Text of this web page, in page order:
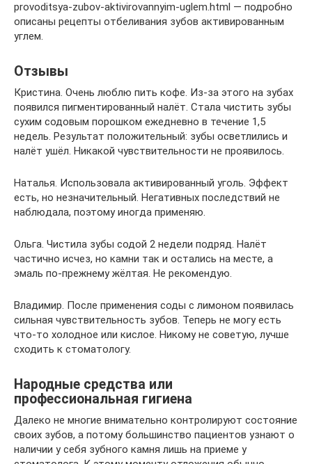
provoditsya-zubov-aktivirovannyim-uglem.html — подробно
описаны рецепты отбеливания зубов активированным
углем.
Отзывы
Кристина. Очень люблю пить кофе. Из-за этого на зубах
появился пигментированный налёт. Стала чистить зубы
сухим содовым порошком ежедневно в течение 1,5
недель. Результат положительный: зубы осветлились и
налёт ушёл. Никакой чувствительности не проявилось.
Наталья. Использовала активированный уголь. Эффект
есть, но незначительный. Негативных последствий не
наблюдала, поэтому иногда применяю.
Ольга. Чистила зубы содой 2 недели подряд. Налёт
частично исчез, но камни так и остались на месте, а
эмаль по-прежнему жёлтая. Не рекомендую.
Владимир. После применения соды с лимоном появилась
сильная чувствительность зубов. Теперь не могу есть
что-то холодное или кислое. Никому не советую, лучше
сходить к стоматологу.
Народные средства или
профессиональная гигиена
Далеко не многие внимательно контролируют состояние
своих зубов, а потому большинство пациентов узнают о
наличии у себя зубного камня лишь на приеме у